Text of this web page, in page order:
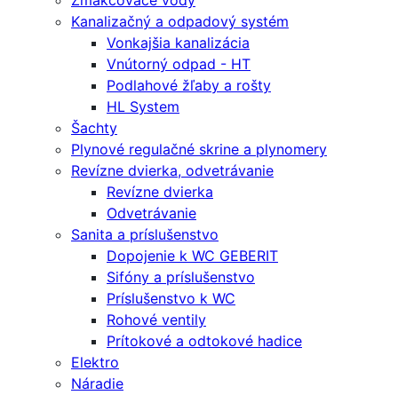
Kanalizačný a odpadový systém
Vonkajšia kanalizácia
Vnútorný odpad - HT
Podlahové žľaby a rošty
HL System
Šachty
Plynové regulačné skrine a plynomery
Revízne dvierka, odvetrávanie
Revízne dvierka
Odvetrávanie
Sanita a príslušenstvo
Dopojenie k WC GEBERIT
Sifóny a príslušenstvo
Príslušenstvo k WC
Rohové ventily
Prítokové a odtokové hadice
Elektro
Náradie